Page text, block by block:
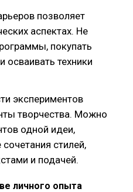
позволяет
аспектах. Не
покупать
осваивать техники
экспериментов
творчества. Можно
одной идеи,
стилей,
и подачей.
личного опыта